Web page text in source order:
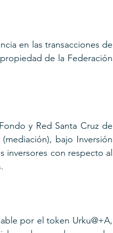
en las transacciones de
de la Federación
y Red Santa Cruz de
bajo Inversión
inversores con respecto al
por el token Urku@+A,